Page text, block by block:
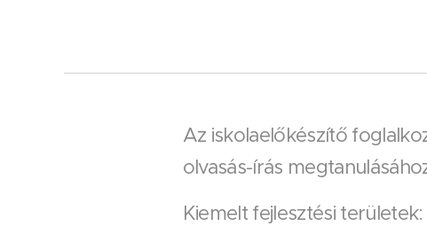
Az iskolaelőkészítő
olvasás-írás
Kiemelt fejlesztési területek: